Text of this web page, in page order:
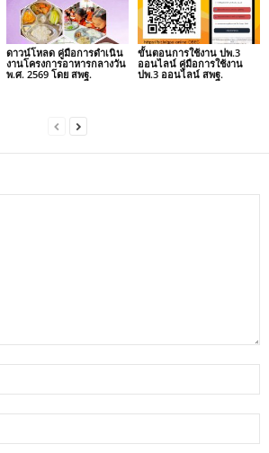
ดาวน์โหลด คู่มือการดำเนิน
งานโครงการอาหารกลางวัน
พ.ศ. 2569 โดย สพฐ.
ขั้นตอนการใช้งาน ปพ.3
ออนไลน์ คู่มือการใช้งาน
ปพ.3 ออนไลน์ สพฐ.